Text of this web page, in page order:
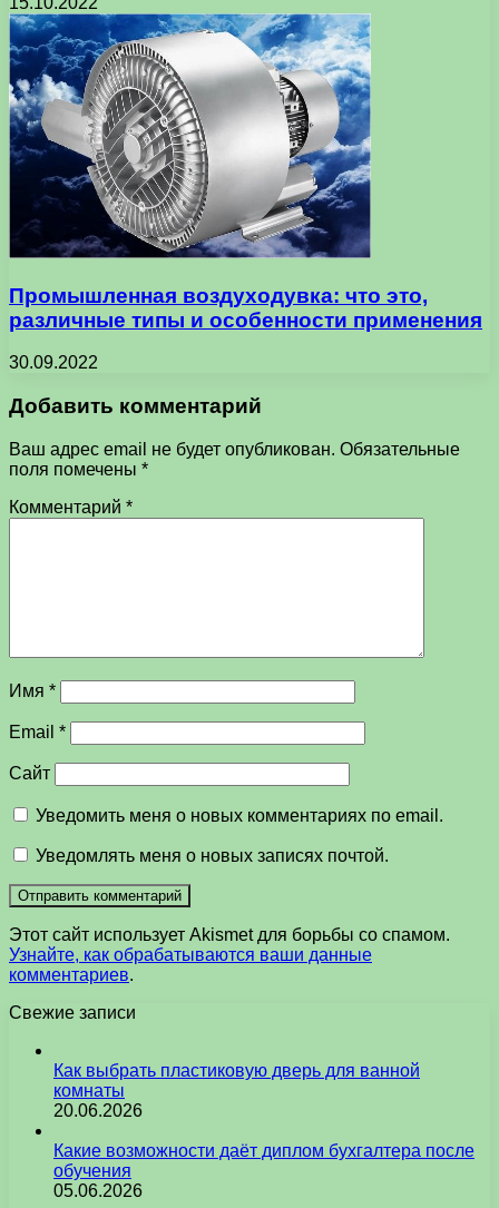
Промышленная воздуходувка: что это,
различные типы и особенности применения
30.09.2022
Добавить комментарий
Ваш адрес email не будет опубликован. Обязательные
поля помечены *
Комментарий *
Имя *
Email *
Сайт
Уведомить меня о новых комментариях по email.
Уведомлять меня о новых записях почтой.
Этот сайт использует Akismet для борьбы со спамом.
Узнайте, как обрабатываются ваши данные
комментариев.
Свежие записи
Как выбрать пластиковую дверь для ванной
комнаты
20.06.2026
Какие возможности даёт диплом бухгалтера после
обучения
05.06.2026